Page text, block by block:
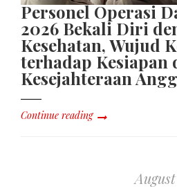
Personel Operasi
2026 Bekali Diri
Kesehatan, Wujud
terhadap Kesiapan
Kesejahteraan
Continue reading
August